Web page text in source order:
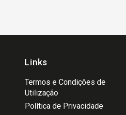
Links
Termos e Condições de
Utilização
Política de Privacidade